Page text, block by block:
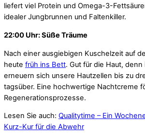
liefert viel Protein und Omega-3-
idealer Jungbrunnen und Faltenkiller.
22:00 Uhr: Süße Träume
Nach einer ausgiebigen Kuschelzeit auf
heute früh ins Bett. Gut für die Haut,
erneuern sich unsere Hautzellen bis zu
tagsüber. Eine hochwertige Nachtcreme
Regenerationsprozesse.
Lesen Sie auch: Qualitytime – Ein
Kurz-Kur für die Abwehr